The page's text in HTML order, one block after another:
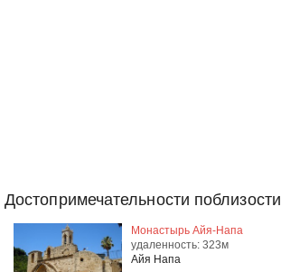
Достопримечательности поблизости
Монастырь Айя-Напа
удаленность: 323м
Айя Напа